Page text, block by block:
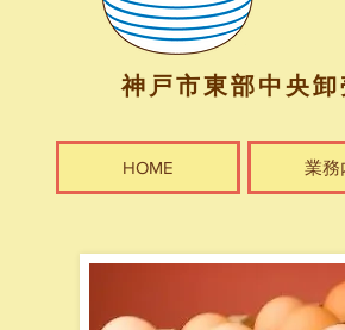
HOME 業務
神戸市東部中央